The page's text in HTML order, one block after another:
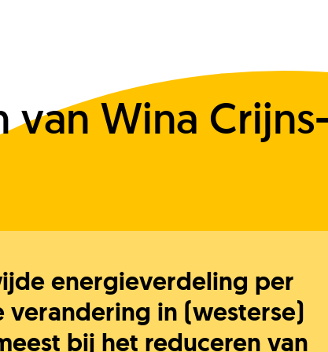
Wina
energieverdeling per
in (westerse)
bij het reduceren van